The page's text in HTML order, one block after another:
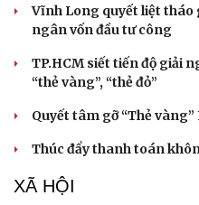
Du lịch
Săn Tour
check-in
Vĩnh Long quyết liệt tháo
ngân vốn đầu tư công
TP.HCM siết tiến độ giải
“thẻ vàng”, “thẻ đỏ”
Quyết tâm gỡ “Thẻ
Thúc đẩy thanh toán
XÃ HỘI